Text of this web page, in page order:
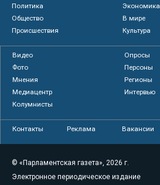
Политика
Экономика
Общество
В мире
Происшествия
Культура
Видео
Опросы
Фото
Персоны
Мнения
Регионы
Медиацентр
Интервью
Колумнисты
Контакты Реклама Вакансии
© «Парламентская газета», 2026 г.
Электронное периодическое издание